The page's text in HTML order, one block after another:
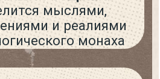
марафонам,